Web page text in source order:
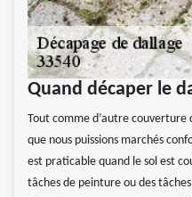
Quand décaper le
Tout comme d’autre couverture
que nous puissions marchés
est praticable quand le sol est
tâches de peinture ou des